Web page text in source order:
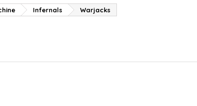
Infernals Warjacks